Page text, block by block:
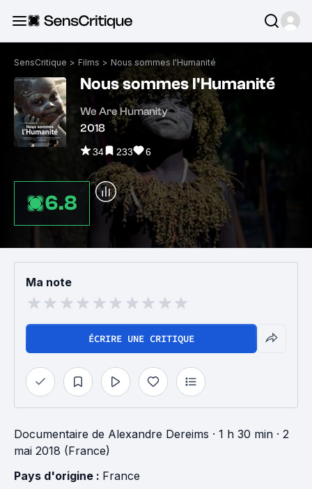
SensCritique > Films > Nous sommes l'Humanité
Nous sommes l'Humanité
We Are Humanity
2018
34 233 6
6.8
Ma note
ÉCRIRE UNE CRITIQUE
Documentaire de Alexandre Dereims · 1 h 30 min · 2
mai 2018 (France)
Pays d'origine : France